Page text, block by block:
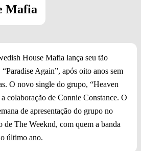
Mafia
House Mafia lança seu tão
Again”, após oito anos sem
O novo single do grupo, “Heaven
colaboração de Connie Constance. O
de apresentação do grupo no
de The Weeknd, com quem a banda
último ano.